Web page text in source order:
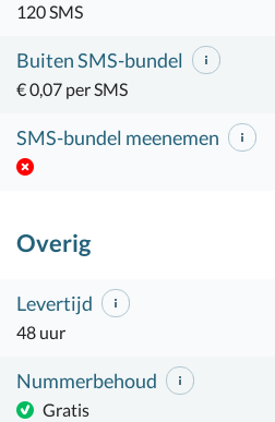
120 SMS
Buiten SMS-bundel
€ 0,07 per SMS
SMS-bundel meenemen
Overig
Levertijd
48 uur
Nummerbehoud
Gratis